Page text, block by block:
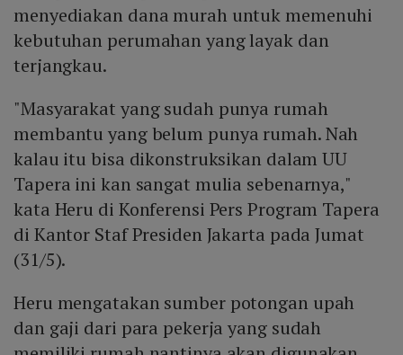
menyediakan dana murah untuk memenuhi
kebutuhan perumahan yang layak dan
terjangkau.
"Masyarakat yang sudah punya rumah
membantu yang belum punya rumah. Nah
kalau itu bisa dikonstruksikan dalam UU
Tapera ini kan sangat mulia sebenarnya,"
kata Heru di Konferensi Pers Program Tapera
di Kantor Staf Presiden Jakarta pada Jumat
(31/5).
Heru mengatakan sumber potongan upah
dan gaji dari para pekerja yang sudah